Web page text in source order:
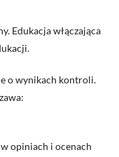
Edukacja włączająca
o wynikach kontroli.
opiniach i ocenach